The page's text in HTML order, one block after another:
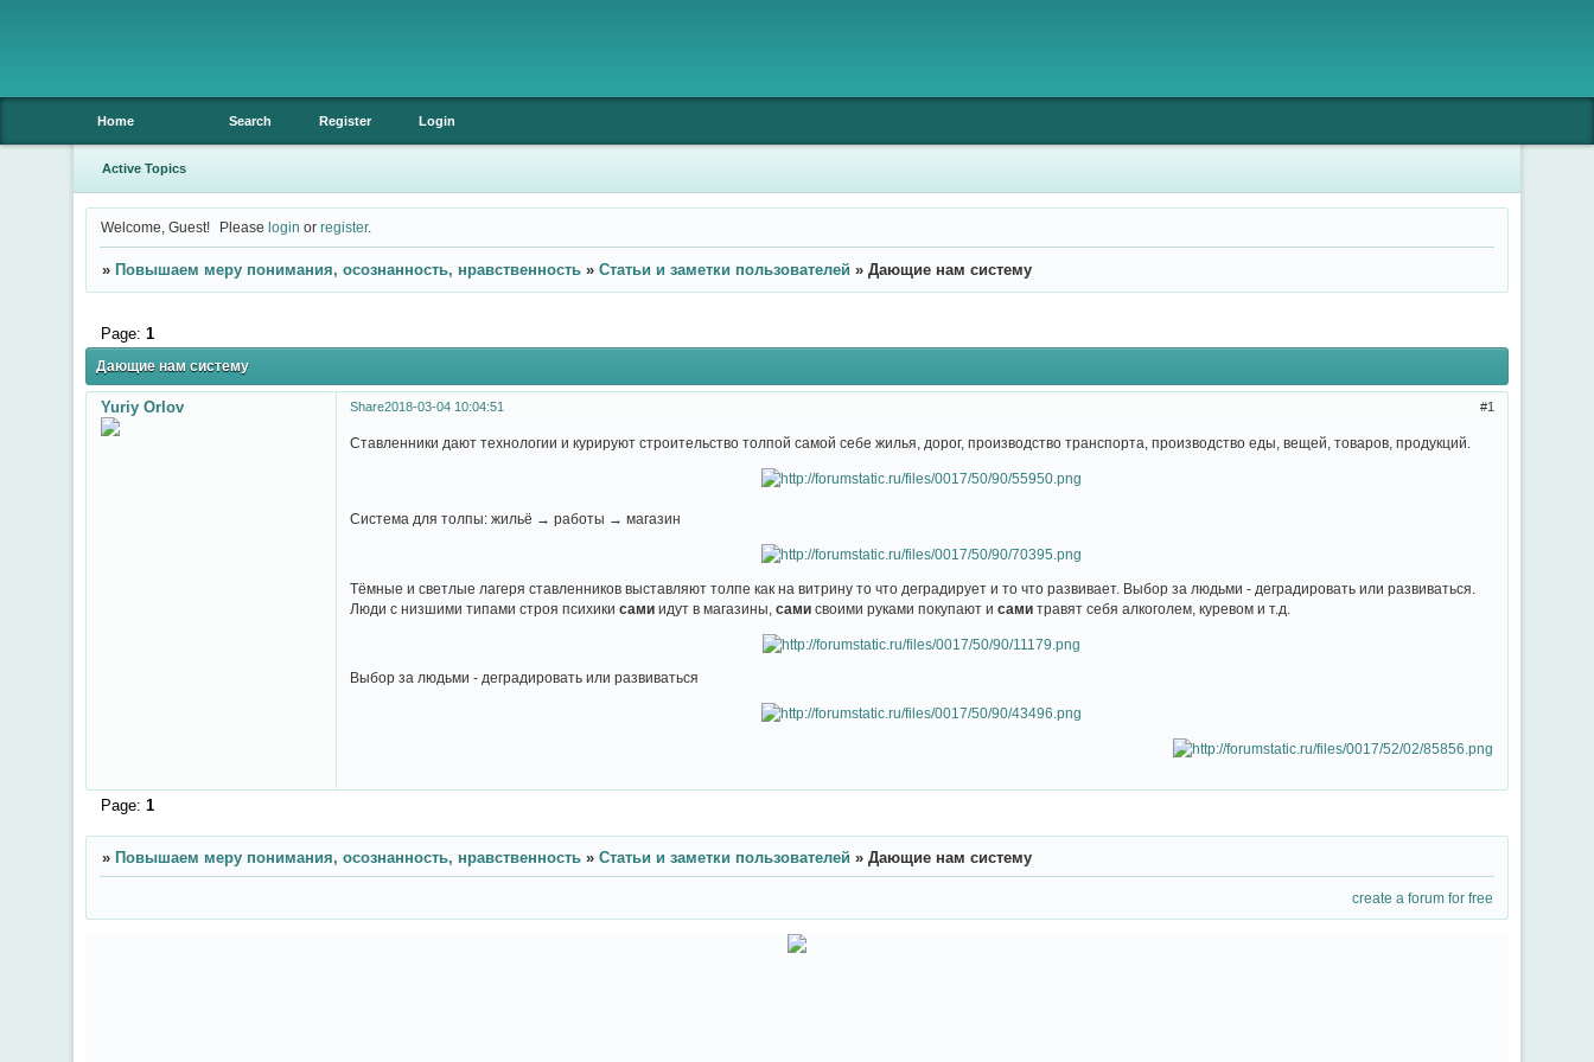
Home Search Register Login
Active Topics
Welcome, Guest! Pleaselogin orregister.
» Повышаем меру понимания, осознанность, нравственность » Статьи и заметки пользователей » Дающие нам систему
Дающие нам систему
Page: 1
Share 1
2018-03-04 10:04:51
Yuriy Orlov
Ставленники дают технологии и курируют строительство толпой самой себе жилья, дорог, производство транспорта, производство еды, вещей, товаров, продукций.
Система для толпы: жильё → работы → магазин
Тёмные и светлые лагеря ставленников выставляют толпе как на витрину то что деградирует и то что развивает. Выбор за людьми - деградировать или развиваться.
Люди с низшими типами строя психикисами идут в магазины,сами своими руками покупают исами травят себя алкоголем, куревом и т.д.
Выбор за людьми - деградировать или развиваться
Page: 1
» Повышаем меру понимания, осознанность, нравственность » Статьи и заметки пользователей » Дающие нам систему
create a forum for free